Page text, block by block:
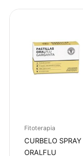
Fitoterapia
CURBELO SPRAY
ORALFLU